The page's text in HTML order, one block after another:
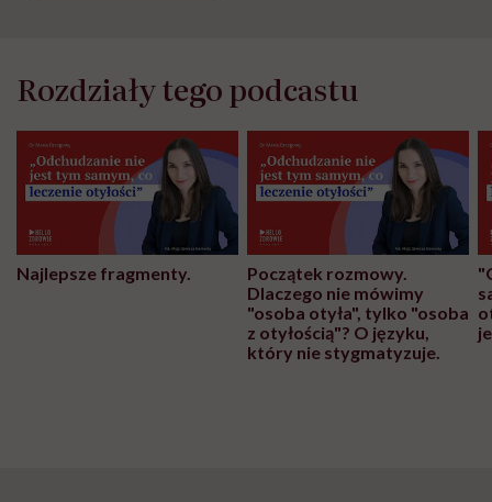
Rozdziały tego podcastu
Najlepsze fragmenty.
Początek rozmowy.
Dlaczego nie mówimy
"osoba otyła", tylko "osoba
z otyłością"? O języku,
który nie stygmatyzuje.